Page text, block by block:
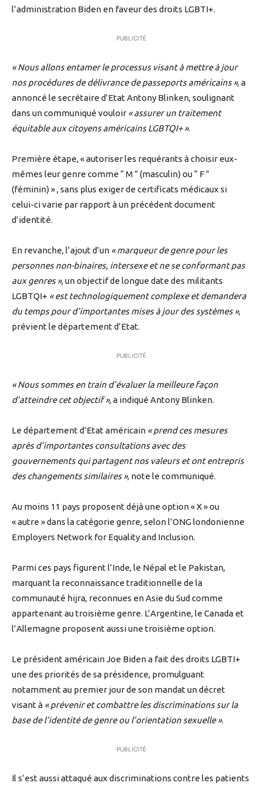
l’administration Biden en faveur des droits LGBTI+.
PUBLICITÉ
« Nous allons entamer le processus visant à mettre à jour
nos procédures de délivrance de passeports américains », a
annoncé le secrétaire d’Etat Antony Blinken, soulignant
dans un communiqué vouloir « assurer un traitement
équitable aux citoyens américains LGBTQI+ ».
Première étape, « autoriser les requérants à choisir eux-
mêmes leur genre comme “ M ” (masculin) ou “ F ”
(féminin) » , sans plus exiger de certificats médicaux si
celui-ci varie par rapport à un précédent document
d’identité.
En revanche, l’ajout d’un « marqueur de genre pour les
personnes non-binaires, intersexe et ne se conformant pas
aux genres », un objectif de longue date des militants
LGBTQI+ « est technologiquement complexe et demandera
du temps pour d’importantes mises à jour des systèmes »,
prévient le département d’Etat.
PUBLICITÉ
« Nous sommes en train d’évaluer la meilleure façon
d’atteindre cet objectif », a indiqué Antony Blinken.
Le département d’Etat américain « prend ces mesures
après d’importantes consultations avec des
gouvernements qui partagent nos valeurs et ont entrepris
des changements similaires », note le communiqué.
Au moins 11 pays proposent déjà une option « X » ou
« autre » dans la catégorie genre, selon l’ONG londonienne
Employers Network for Equality and Inclusion.
Parmi ces pays figurent l’Inde, le Népal et le Pakistan,
marquant la reconnaissance traditionnelle de la
communauté hijra, reconnues en Asie du Sud comme
appartenant au troisième genre. L’Argentine, le Canada et
l’Allemagne proposent aussi une troisième option.
Le président américain Joe Biden a fait des droits LGBTI+
une des priorités de sa présidence, promulguant
notamment au premier jour de son mandat un décret
visant à « prévenir et combattre les discriminations sur la
base de l’identité de genre ou l’orientation sexuelle ».
PUBLICITÉ
Il s’est aussi attaqué aux discriminations contre les patients